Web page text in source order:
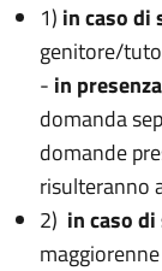
1) in caso di
genitore/
- in
domanda
domande
risulteranno
2) in caso